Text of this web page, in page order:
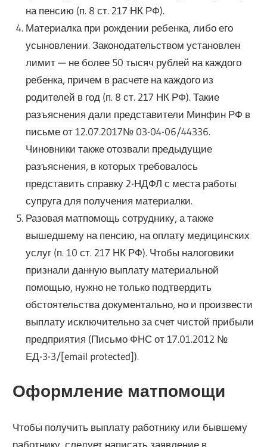
на пенсию (п. 8 ст. 217 НК РФ).
Материалка при рождении ребенка, либо его
усыновлении. Законодательством установлен
лимит — не более 50 тысяч рублей на каждого
ребенка, причем в расчете на каждого из
родителей в год (п. 8 ст. 217 НК РФ). Такие
разъяснения дали представители Минфин РФ в
письме от 12.07.2017№ 03-04-06/44336.
Чиновники также отозвали предыдущие
разъяснения, в которых требовалось
представить справку 2-НДФЛ с места работы
супруга для получения материалки.
Разовая матпомощь сотруднику, а также
вышедшему на пенсию, на оплату медицинских
услуг (п. 10 ст. 217 НК РФ). Чтобы налоговики
признали данную выплату материальной
помощью, нужно не только подтвердить
обстоятельства документально, но и произвести
выплату исключительно за счет чистой прибыли
предприятия (Письмо ФНС от 17.01.2012 №
ЕД-3-3/[email protected]).
Оформление матпомощи
Чтобы получить выплату работнику или бывшему
работнику, следует написать заявление в